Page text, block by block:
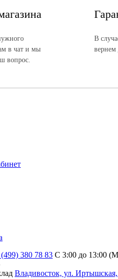
в чат и мы
вопрос.
В
вернем
380 78 83 С 3:00 до 13:00
Владивосток, ул.